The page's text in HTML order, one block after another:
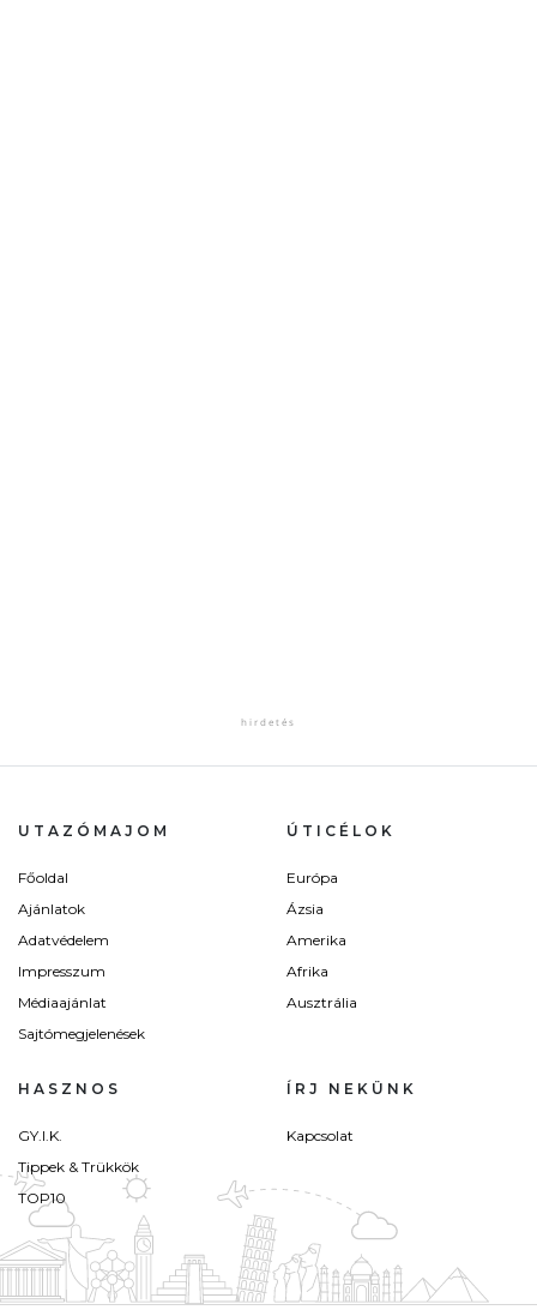
UTAZÓMAJOM
Főoldal
Ajánlatok
Adatvédelem
Impresszum
Médiaajánlat
Sajtómegjelenések
ÚTICÉLOK
Európa
Ázsia
Amerika
Afrika
Ausztrália
HASZNOS
GY.I.K.
Tippek & Trükkök
TOP10
ÍRJ NEKÜNK
Kapcsolat